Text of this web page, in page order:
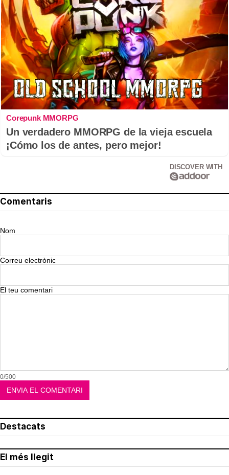
Corepunk MMORPG
Un verdadero MMORPG de la vieja escuela
¡Cómo los de antes, pero mejor!
DISCOVER WITH
Comentaris
Nom
Correu electrònic
El teu comentari
0/500
Destacats
El més llegit